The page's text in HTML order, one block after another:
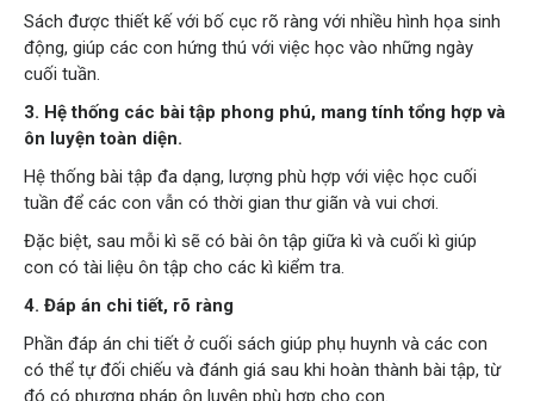
Sách được thiết kế với bố cục rõ ràng với nhiều hình họa sinh
động, giúp các con hứng thú với việc học vào những ngày
cuối tuần.
3. Hệ thống các bài tập phong phú, mang tính tổng hợp và
ôn luyện toàn diện.
Hệ thống bài tập đa dạng, lượng phù hợp với việc học cuối
tuần để các con vẫn có thời gian thư giãn và vui chơi.
Đặc biệt, sau mỗi kì sẽ có bài ôn tập giữa kì và cuối kì giúp
con có tài liệu ôn tập cho các kì kiểm tra.
4. Đáp án chi tiết, rõ ràng
Phần đáp án chi tiết ở cuối sách giúp phụ huynh và các con
có thể tự đối chiếu và đánh giá sau khi hoàn thành bài tập, từ
đó có phương pháp ôn luyện phù hợp cho con.